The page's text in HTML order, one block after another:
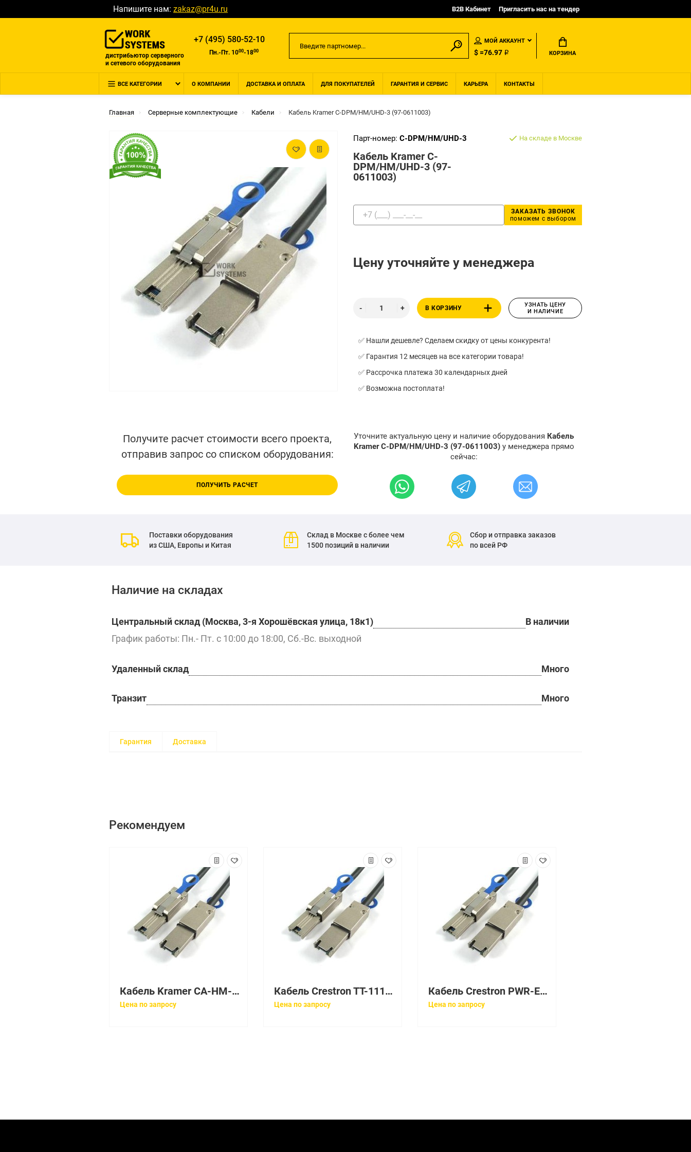
Напишите нам: zakaz@pr4u.ru B2B Кабинет Пригласить нас на тендер
дистрибьютор серверного
и сетевого оборудования
+7 (495) 580-52-10
Пн.-Пт. 1000-1800
МОЙ АККАУНТ
$ =76.97 ₽ КОРЗИНА
ВСЕ КАТЕГОРИИ О КОМПАНИИ ДОСТАВКА И ОПЛАТА ДЛЯ ПОКУПАТЕЛЕЙ ГАРАНТИЯ И СЕРВИС КАРЬЕРА КОНТАКТЫ
Главная Серверные комплектующие Кабели Кабель Kramer C-DPM/HM/UHD-3 (97-0611003)
Парт-номер: C-DPM/HM/UHD-3
Кабель Kramer C-
DPM/HM/UHD-3 (97-
0611003)
На складе в Москве
ЗАКАЗАТЬ ЗВОНОК
поможем с выбором
Цену уточняйте у менеджера
В КОРЗИНУ
УЗНАТЬ ЦЕНУ
И НАЛИЧИЕ
✅ Нашли дешевле? Сделаем скидку от цены конкурента!
✅ Гарантия 12 месяцев на все категории товара!
✅ Рассрочка платежа 30 календарных дней
✅ Возможна постоплата!
Получите расчет стоимости всего проекта,
отправив запрос со списком оборудования:
ПОЛУЧИТЬ РАСЧЕТ
Уточните актуальную цену и наличие оборудования Кабель
Kramer C-DPM/HM/UHD-3 (97-0611003) у менеджера прямо
сейчас:
Поставки оборудования
из США, Европы и Китая
Склад в Москве с более чем
1500 позиций в наличии
Сбор и отправка заказов
по всей РФ
Наличие на складах
Центральный склад (Москва, 3-я Хорошёвская улица, 18к1)
В наличии
График работы: Пн.- Пт. с 10:00 до 18:00, Сб.-Вс. выходной
Удаленный склад Много
Транзит Много
Гарантия Доставка
Рекомендуем
Кабель Kramer CA-HM-66 (97-0142066)
Цена по запросу
Кабель Crestron TT-111-B-T
Цена по запросу
Кабель Crestron PWR-EU-S
Цена по запросу